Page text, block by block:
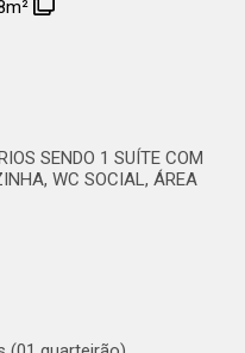
SENDO 1 SUÍTE COM
WC SOCIAL, ÁREA